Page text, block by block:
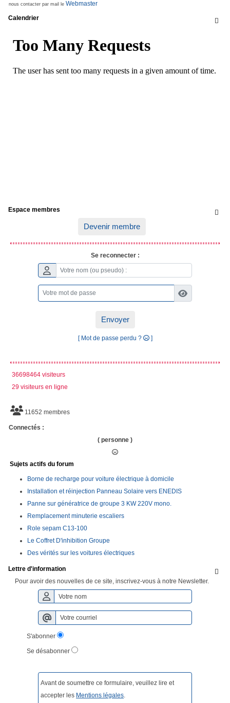
nous contacter par mail le Webmaster

Calendrier

Espace membres
Devenir membre
Se reconnecter :
Envoyer
[ Mot de passe perdu ? ]
36698464 visiteurs
29 visiteurs en ligne
11652 membres
Connectés :
( personne )
Sujets actifs du forum
Borne de recharge pour voiture électrique à domicile
Installation et réinjection Panneau Solaire vers ENEDIS
Panne sur génératrice de groupe 3 KW 220V mono.
Remplacement minuterie escaliers
Role sepam C13-100
Le Coffret D'inhibition Groupe
Des vérités sur les voitures électriques

Lettre d'information
Pour avoir des nouvelles de ce site, inscrivez-vous à notre Newsletter.
S'abonner
Se désabonner
Avant de soumettre ce formulaire, veuillez lire et
accepter les Mentions légales.